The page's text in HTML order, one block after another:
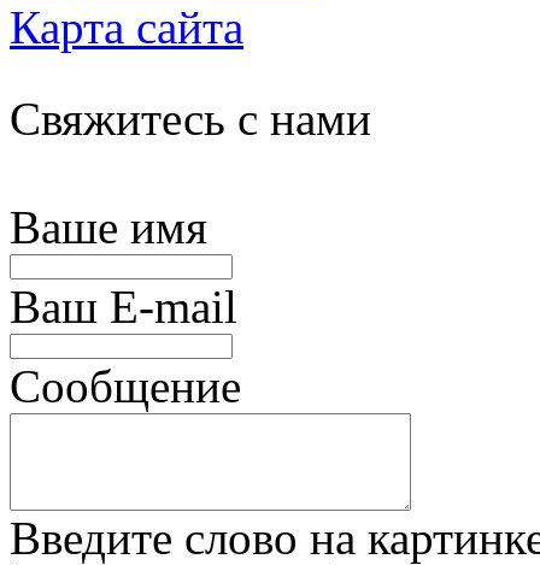
Карта сайта
Свяжитесь с нами
Ваше имя
Ваш E-mail
Сообщение
Введите слово на